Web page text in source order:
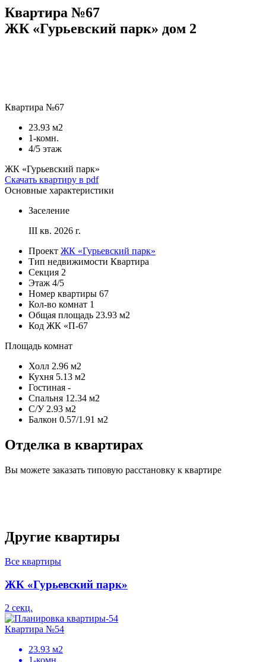
Квартира №67
ЖК «Гурьевский парк» дом 2
Квартира №67
23.93 м2
1-комн.
4/5 этаж
ЖК «Гурьевский парк»
Скачать квартиру в pdf
Основные характеристики
Заселение
III кв. 2026 г.
Проект ЖК «Гурьевский парк»
Тип недвижимости Квартира
Секция 2
Этаж 4/5
Номер квартиры 67
Кол-во комнат 1
Общая площадь 23.93 м2
Код ЖК «П-67
Площадь комнат
Холл 2.96 м2
Кухня 5.13 м2
Гостиная -
Спальня 12.34 м2
С/У 2.93 м2
Балкон 0.57/1.91 м2
Отделка в квартирах
Вы можете заказать типовую расстановку к квартире
Другие квартиры
Все квартиры
ЖК «Гурьевский парк»
2 секц.
Квартира №54
23.93 м2
1-комн.